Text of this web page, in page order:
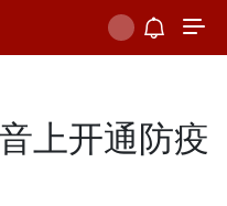
上开通防疫